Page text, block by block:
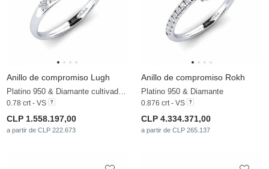
Anillo de compromiso Lugh
Platino 950 & Diamante cultivado en laboratorio
0.78 crt - VS
CLP 1.558.197,00
a partir de CLP 222.673
Anillo de compromiso Rokh
Platino 950 & Diamante
0.876 crt - VS
CLP 4.334.371,00
a partir de CLP 265.137